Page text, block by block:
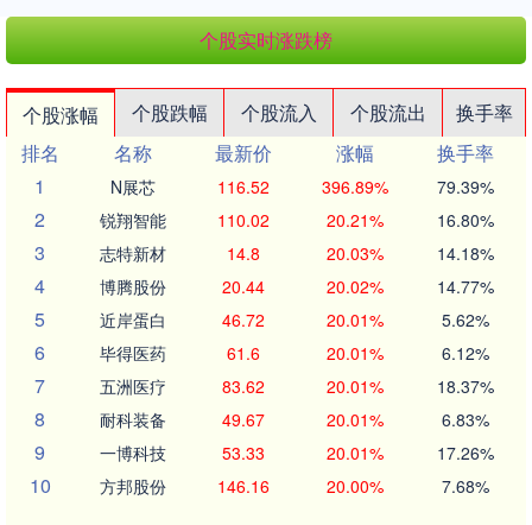
个股实时涨跌榜
个股涨幅 个股跌幅 个股流入 个股流出
换手率
排名
名称 最新价 涨幅
换手率
1
N展芯 116.52 396.89% 79.39%
2 锐翔智能 110.02 20.21% 16.80%
3 志特新材 14.8 20.03% 14.18%
4 博腾股份 20.44 20.02% 14.77%
5 近岸蛋白 46.72 20.01% 5.62%
6 毕得医药 61.6 20.01% 6.12%
7 五洲医疗 83.62 20.01% 18.37%
8 耐科装备 49.67 20.01% 6.83%
9 一博科技 53.33 20.01% 17.26%
10 方邦股份 146.16 20.00% 7.68%